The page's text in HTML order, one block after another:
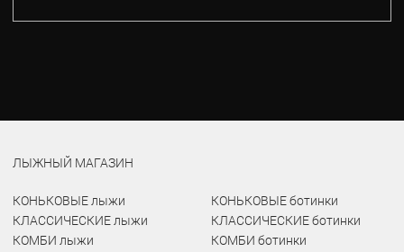
ЛЫЖНЫЙ МАГАЗИН
КОНЬКОВЫЕ лыжи
КЛАССИЧЕСКИЕ лыжи
КОМБИ лыжи
КОНЬКОВЫЕ ботинки
КЛАССИЧЕСКИЕ ботинки
КОМБИ ботинки